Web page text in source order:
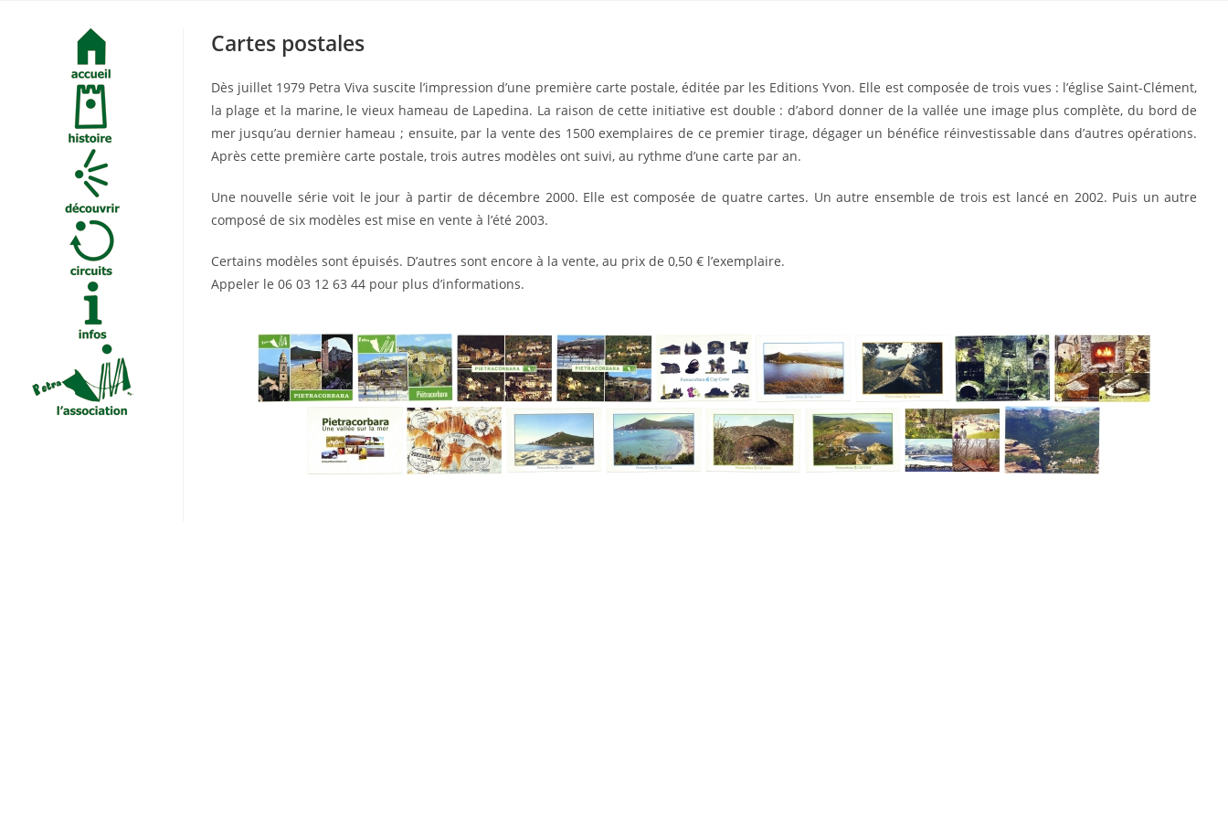
Cartes postales
Dès juillet 1979 Petra Viva suscite l’impression d’une première carte postale, éditée par les Editions Yvon. Elle est composée de trois vues : l’église Saint-Clément,
la plage et la marine, le vieux hameau de Lapedina. La raison de cette initiative est double : d’abord donner de la vallée une image plus complète, du bord de
mer jusqu’au dernier hameau ; ensuite, par la vente des 1500 exemplaires de ce premier tirage, dégager un bénéfice réinvestissable dans d’autres opérations.
Après cette première carte postale, trois autres modèles ont suivi, au rythme d’une carte par an.
Une nouvelle série voit le jour à partir de décembre 2000. Elle est composée de quatre cartes. Un autre ensemble de trois est lancé en 2002. Puis un autre
composé de six modèles est mise en vente à l’été 2003.
Certains modèles sont épuisés. D’autres sont encore à la vente, au prix de 0,50 € l’exemplaire.
Appeler le 06 03 12 63 44 pour plus d’informations.